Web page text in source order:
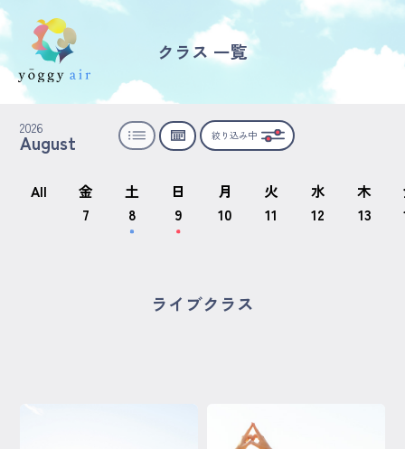
受講の流れ
料金について
インストラクター一覧
FAQ / お問い合わせ
クラス 一覧
2026
August 絞り込み中
All
金
7
土
8
日
9
月
10
火
11
水
12
木
13
ライブクラス